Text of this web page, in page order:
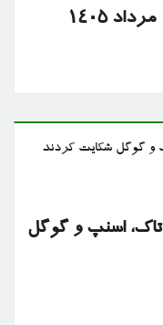
تاک، اسنپ و گوگل